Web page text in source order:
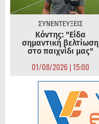
ΣΥΝΕΝΤΕΥΞΕΙΣ
Κόντης: "Είδα
σημαντική βελτίωση
στο παιχνίδι μας"
01/08/2026 | 15:00